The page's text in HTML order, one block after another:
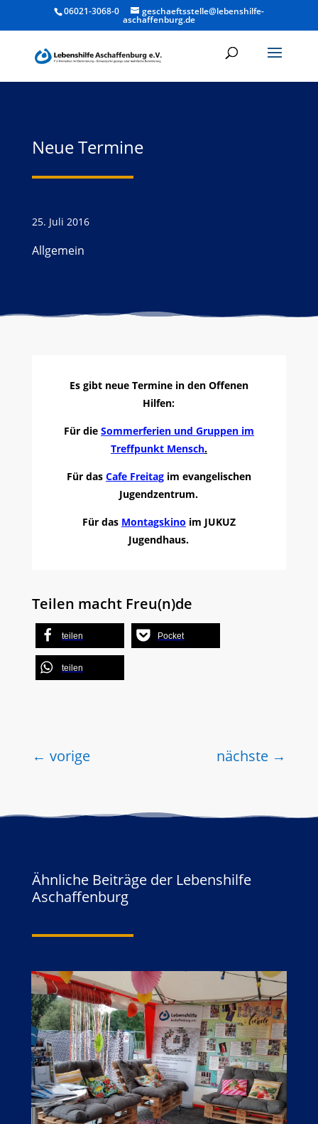
06021-3068-0 geschaeftsstelle@lebenshilfe-
aschaffenburg.de
Neue Termine
25. Juli 2016
Allgemein
Es gibt neue Termine in den Offenen
Hilfen:
Für die Sommerferien und Gruppen im
Treffpunkt Mensch.
Für das Cafe Freitagim evangelischen
Jugendzentrum.
Für das Montagskino im JUKUZ
Jugendhaus.
Teilen macht Freu(n)de
teilen Pocket
teilen
← vorige nächste →
Ähnliche Beiträge der Lebenshilfe
Aschaffenburg